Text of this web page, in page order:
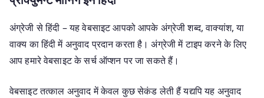
अंग्रेजी से हिंदी – यह वेबसाइट आपको आपके अंग्रेजी शब्द, वाक्यांश, या
वाक्य का हिंदी में अनुवाद प्रदान करता है। अंग्रेजी में टाइप करने के लिए
आप हमारे वेबसाइट के सर्च ऑप्शन पर जा सकते हैं।
वेबसाइट तत्काल अनुवाद में केवल कुछ सेकंड लेती हैं यद्यपि यह अनुवाद